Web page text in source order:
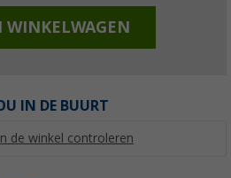
WINKELWAGEN
IN DE BUURT
de winkel controleren